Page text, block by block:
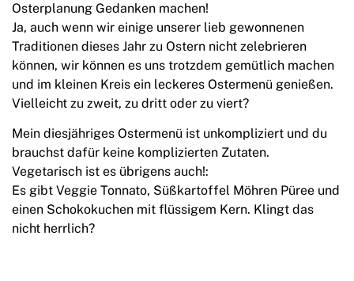
Osterplanung Gedanken machen!
Ja, auch wenn wir einige unserer lieb gewonnenen
Traditionen dieses Jahr zu Ostern nicht zelebrieren
können, wir können es uns trotzdem gemütlich machen
und im kleinen Kreis ein leckeres Ostermenü genießen.
Vielleicht zu zweit, zu dritt oder zu viert?
Mein diesjähriges Ostermenü ist unkompliziert und du
brauchst dafür keine komplizierten Zutaten.
Vegetarisch ist es übrigens auch!:
Es gibt Veggie Tonnato, Süßkartoffel Möhren Püree und
einen Schokokuchen mit flüssigem Kern. Klingt das
nicht herrlich?